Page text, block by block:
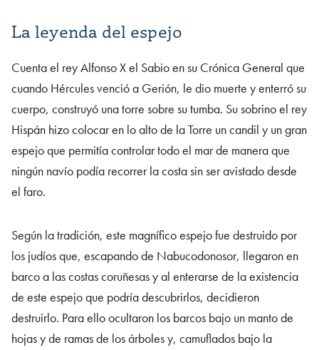
La leyenda del espejo
Cuenta el rey Alfonso X el Sabio en su Crónica General que
cuando Hércules venció a Gerión, le dio muerte y enterró su
cuerpo, construyó una torre sobre su tumba. Su sobrino el rey
Hispán hizo colocar en lo alto de la Torre un candil y un gran
espejo que permitía controlar todo el mar de manera que
ningún navío podía recorrer la costa sin ser avistado desde
el faro.
Según la tradición, este magnífico espejo fue destruido por
los judíos que, escapando de Nabucodonosor, llegaron en
barco a las costas coruñesas y al enterarse de la existencia
de este espejo que podría descubrirlos, decidieron
destruirlo. Para ello ocultaron los barcos bajo un manto de
hojas y de ramas de los árboles y, camuflados bajo la